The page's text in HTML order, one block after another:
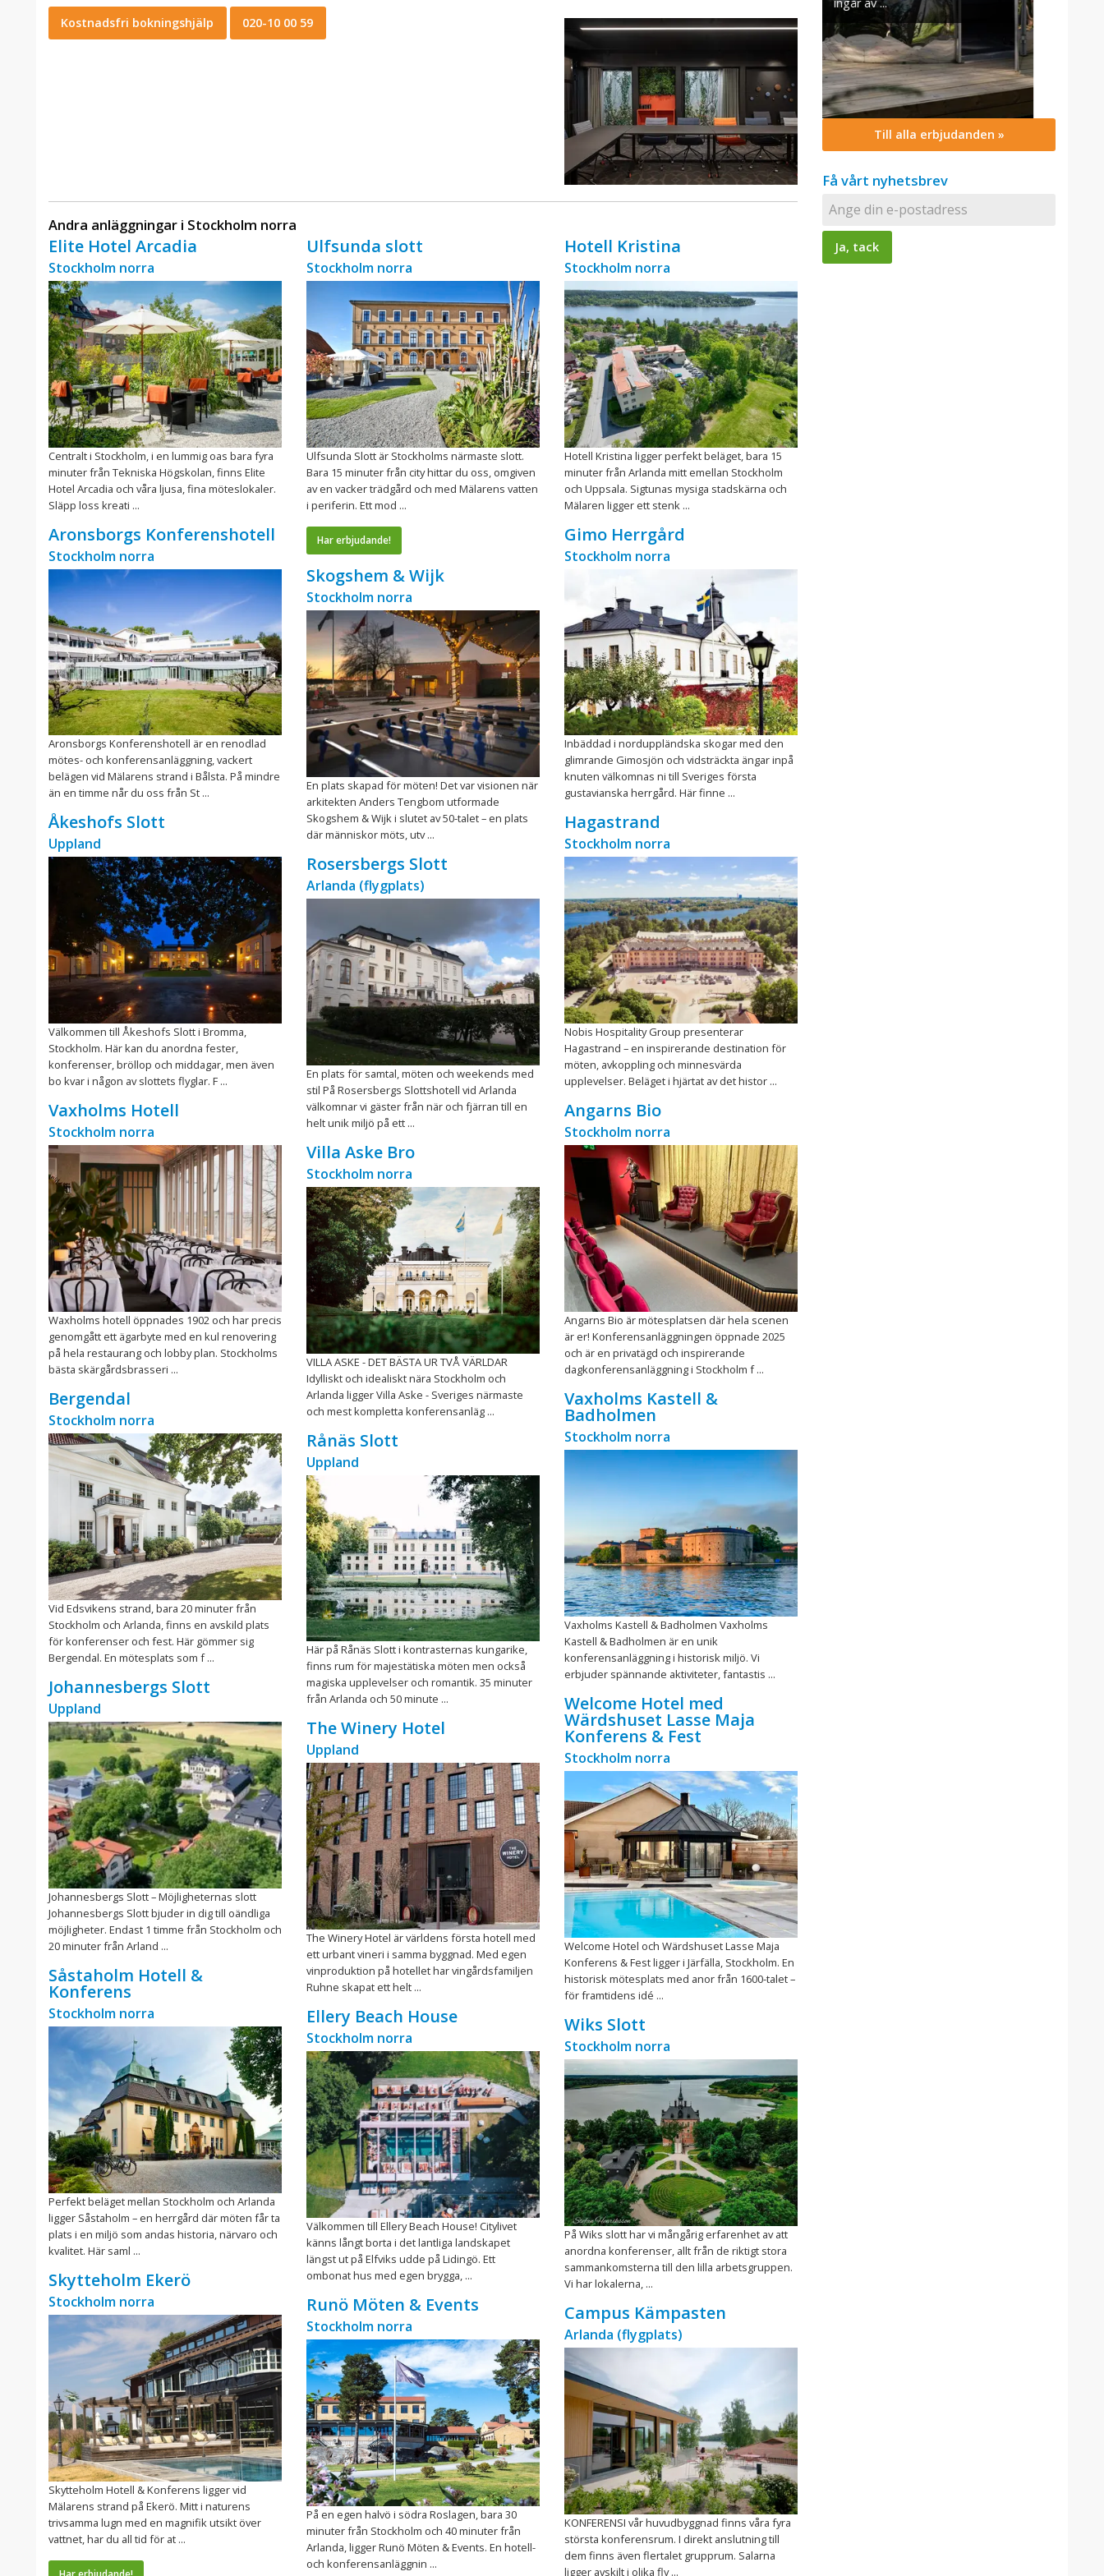
Kostnadsfri bokningshjälp 020-10 00 59
Andra anläggningar i Stockholm norra
Elite Hotel Arcadia
Stockholm norra
Centralt i Stockholm, i en lummig oas bara fyra
minuter från Tekniska Högskolan, finns Elite
Hotel Arcadia och våra ljusa, fina möteslokaler.
Släpp loss kreati ...
Aronsborgs Konferenshotell
Stockholm norra
Aronsborgs Konferenshotell är en renodlad
mötes- och konferensanläggning, vackert
belägen vid Mälarens strand i Bålsta. På mindre
än en timme når du oss från St ...
Åkeshofs Slott
Uppland
Välkommen till Åkeshofs Slott i Bromma,
Stockholm. Här kan du anordna fester,
konferenser, bröllop och middagar, men även
bo kvar i någon av slottets flyglar. F ...
Vaxholms Hotell
Stockholm norra
Waxholms hotell öppnades 1902 och har precis
genomgått ett ägarbyte med en kul renovering
på hela restaurang och lobby plan. Stockholms
bästa skärgårdsbrasseri ...
Bergendal
Stockholm norra
Vid Edsvikens strand, bara 20 minuter från
Stockholm och Arlanda, finns en avskild plats
för konferenser och fest. Här gömmer sig
Bergendal. En mötesplats som f ...
Johannesbergs Slott
Uppland
Johannesbergs Slott – Möjligheternas slott
Johannesbergs Slott bjuder in dig till oändliga
möjligheter. Endast 1 timme från Stockholm och
20 minuter från Arland ...
Såstaholm Hotell &
Konferens
Stockholm norra
Perfekt beläget mellan Stockholm och Arlanda
ligger Såstaholm – en herrgård där möten får ta
plats i en miljö som andas historia, närvaro och
kvalitet. Här saml ...
Skytteholm Ekerö
Stockholm norra
Skytteholm Hotell & Konferens ligger vid
Mälarens strand på Ekerö. Mitt i naturens
trivsamma lugn med en magnifik utsikt över
vattnet, har du all tid för at ...
Ulfsunda slott
Stockholm norra
Ulfsunda Slott är Stockholms närmaste slott.
Bara 15 minuter från city hittar du oss, omgiven
av en vacker trädgård och med Mälarens vatten
i periferin. Ett mod ...
Har erbjudande!
Skogshem & Wijk
Stockholm norra
En plats skapad för möten! Det var visionen när
arkitekten Anders Tengbom utformade
Skogshem & Wijk i slutet av 50-talet – en plats
där människor möts, utv ...
Rosersbergs Slott
Arlanda (flygplats)
En plats för samtal, möten och weekends med
stil På Rosersbergs Slottshotell vid Arlanda
välkomnar vi gäster från när och fjärran till en
helt unik miljö på ett ...
Villa Aske Bro
Stockholm norra
VILLA ASKE - DET BÄSTA UR TVÅ VÄRLDAR
Idylliskt och idealiskt nära Stockholm och
Arlanda ligger Villa Aske - Sveriges närmaste
och mest kompletta konferensanläg ...
Rånäs Slott
Uppland
Här på Rånäs Slott i kontrasternas kungarike,
finns rum för majestätiska möten men också
magiska upplevelser och romantik. 35 minuter
från Arlanda och 50 minute ...
The Winery Hotel
Uppland
The Winery Hotel är världens första hotell med
ett urbant vineri i samma byggnad. Med egen
vinproduktion på hotellet har vingårdsfamiljen
Ruhne skapat ett helt ...
Ellery Beach House
Stockholm norra
Välkommen till Ellery Beach House! Citylivet
känns långt borta i det lantliga landskapet
längst ut på Elfviks udde på Lidingö. Ett
ombonat hus med egen brygga, ...
Runö Möten & Events
Stockholm norra
På en egen halvö i södra Roslagen, bara 30
minuter från Stockholm och 40 minuter från
Arlanda, ligger Runö Möten & Events. En hotell-
och konferensanläggnin ...
Hotell Kristina
Stockholm norra
Hotell Kristina ligger perfekt beläget, bara 15
minuter från Arlanda mitt emellan Stockholm
och Uppsala. Sigtunas mysiga stadskärna och
Mälaren ligger ett stenk ...
Gimo Herrgård
Stockholm norra
Inbäddad i norduppländska skogar med den
glimrande Gimosjön och vidsträckta ängar inpå
knuten välkomnas ni till Sveriges första
gustavianska herrgård. Här finne ...
Hagastrand
Stockholm norra
Nobis Hospitality Group presenterar
Hagastrand – en inspirerande destination för
möten, avkoppling och minnesvärda
upplevelser. Beläget i hjärtat av det histor ...
Angarns Bio
Stockholm norra
Angarns Bio är mötesplatsen där hela scenen
är er! Konferensanläggningen öppnade 2025
och är en privatägd och inspirerande
dagkonferensanläggning i Stockholm f ...
Vaxholms Kastell &
Badholmen
Stockholm norra
Vaxholms Kastell & Badholmen Vaxholms
Kastell & Badholmen är en unik
konferensanläggning i historisk miljö. Vi
erbjuder spännande aktiviteter, fantastis ...
Welcome Hotel med
Wärdshuset Lasse Maja
Konferens & Fest
Stockholm norra
Welcome Hotel och Wärdshuset Lasse Maja
Konferens & Fest ligger i Järfälla, Stockholm. En
historisk mötesplats med anor från 1600-talet –
för framtidens idé ...
Wiks Slott
Stockholm norra
På Wiks slott har vi mångårig erfarenhet av att
anordna konferenser, allt från de riktigt stora
sammankomsterna till den lilla arbetsgruppen.
Vi har lokalerna, ...
Campus Kämpasten
Arlanda (flygplats)
KONFERENSI vår huvudbyggnad finns våra fyra
största konferensrum. I direkt anslutning till
dem finns även flertalet grupprum. Salarna
ligger avskilt i olika fly ...
Till alla erbjudanden »
Få vårt nyhetsbrev